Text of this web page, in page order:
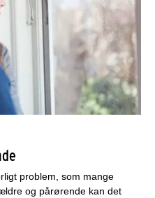
problem, som mange
og pårørende kan det